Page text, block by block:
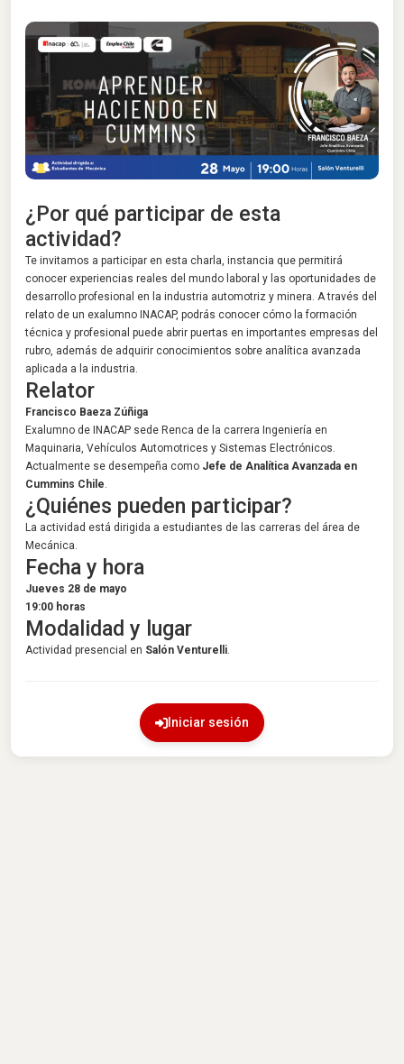
¿Por qué participar de esta
actividad?
Te invitamos a participar en esta charla, instancia que permitirá
conocer experiencias reales del mundo laboral y las oportunidades de
desarrollo profesional en la industria automotriz y minera. A través del
relato de un exalumno INACAP, podrás conocer cómo la formación
técnica y profesional puede abrir puertas en importantes empresas del
rubro, además de adquirir conocimientos sobre analítica avanzada
aplicada a la industria.
Relator
Francisco Baeza Zúñiga
Exalumno de INACAP sede Renca de la carrera Ingeniería en
Maquinaria, Vehículos Automotrices y Sistemas Electrónicos.
Actualmente se desempeña como Jefe de Analítica Avanzada en
Cummins Chile.
¿Quiénes pueden participar?
La actividad está dirigida a estudiantes de las carreras del área de
Mecánica.
Fecha y hora
Jueves 28 de mayo
19:00 horas
Modalidad y lugar
Actividad presencial en Salón Venturelli.
Iniciar sesión